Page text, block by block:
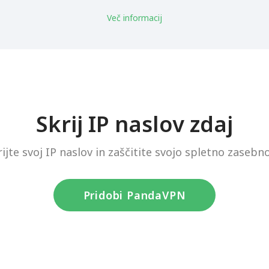
Več informacij
Skrij IP naslov zdaj
svoj IP naslov in zaščitite svojo spletno
Pridobi PandaVPN